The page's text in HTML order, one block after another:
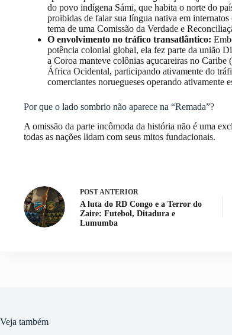
do povo indígena Sámi, que habita o norte do
proibidas de falar sua língua nativa em
tema de uma Comissão da Verdade e
O envolvimento no tráfico transatlântico:
potência colonial global, ela fez parte da união
a Coroa manteve colônias açucareiras no Caribe
África Ocidental, participando ativamente do
comerciantes noruegueses operando ativamente
Por que o lado sombrio não aparece na “Remada”?
A omissão da parte incômoda da história não é uma
todas as nações lidam com seus mitos fundacionais.
POST ANTERIOR
A luta do RD Congo e a Terror do
Zaire: Futebol, Ditadura e
Lumumba
Veja também